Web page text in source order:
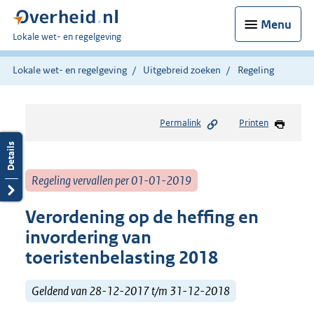
Menu
U
bent
hier:
Lokale wet- en regelgeving
Lokale wet- en regelgeving Uitgebreid zoeken Regeling
Permalink Printen
Regeling vervallen per 01-01-2019
Verordening op de heffing en
invordering van
toeristenbelasting 2018
Geldend van 28-12-2017 t/m 31-12-2018